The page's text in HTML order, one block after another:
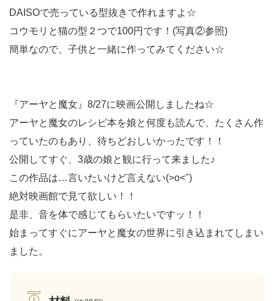
DAISOで売っている型抜きで作れますよ☆
コウモリと猫の型２つで100円です！(写真②参照)
簡単なので、子供と一緒に作ってみてください☆
『アーヤと魔女』8/27に映画公開しましたね☆
アーヤと魔女のレシピ本を娘と何度も読んで、たくさん作
っていたのもあり、待ちどおしいかったです！！
公開してすぐ、3歳の娘と観に行って来ました♪
この作品は…言いたいけど言えない(>o<")
絶対映画館で見て欲しい！！
是非、音を体で感じてもらいたいですッ！！
始まってすぐにアーヤと魔女の世界に引き込まれてしまい
ました。